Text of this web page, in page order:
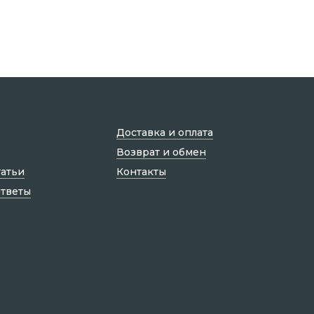
Доставка и оплата
Возврат и обмен
Контакты